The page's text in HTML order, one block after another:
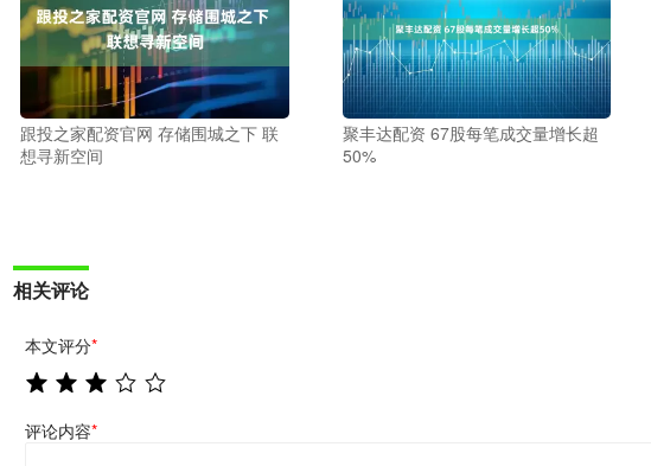
跟投之家配资官网 存储围城之下 联
想寻新空间
聚丰达配资 67股每笔成交量增长超
50%
相关评论
本文评分*
评论内容*